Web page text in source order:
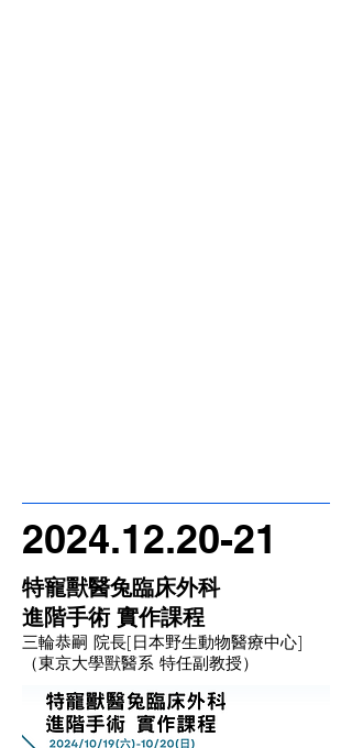
2024.12.20-21
特寵獸醫兔臨床外科
進階手術 實作課程
三輪恭嗣 院長[日本野生動物醫療中心]
​（東京大學獸醫系 特任副教授）